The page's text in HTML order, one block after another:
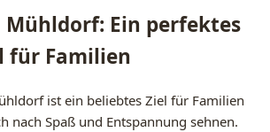
Mühldorf: Ein perfektes
für Familien
ist ein beliebtes Ziel für Familien
nach Spaß und Entspannung sehnen.